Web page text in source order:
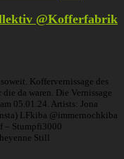
@Kofferfabrik
Koffervernissage des
da waren. Die Vernissage
05.01.24. Artists: Jona
LFkiba @immernochkiba
– Stumpfi3000
Still